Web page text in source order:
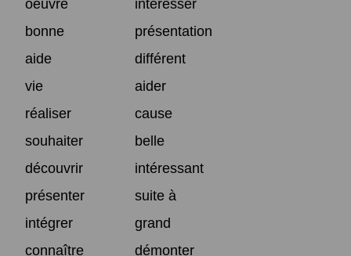
oeuvre
intéresser
bonne
présentation
aide
différent
vie
aider
réaliser
cause
souhaiter
belle
découvrir
intéressant
présenter
suite à
intégrer
grand
connaître
démonter